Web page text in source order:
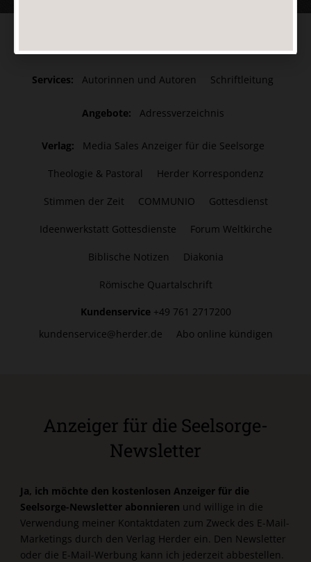
Services: Autorinnen und Autoren Schriftleitung
Angebote: Adressverzeichnis
Verlag: Media Sales Anzeiger für die Seelsorge
Theologie & Pastoral Herder Korrespondenz
Stimmen der Zeit COMMUNIO Gottesdienst
Ideenwerkstatt Gottesdienste Forum Weltkirche
Biblische Notizen Diakonia
Römische Quartalschrift
Kundenservice +49 761 2717200
kundenservice@herder.de
Abo online kündigen
Anzeiger für die Seelsorge-
Newsletter
Ja, ich möchte den kostenlosen Anzeiger für die
Seelsorge-Newsletter abonnieren und willige in die
Verwendung meiner Kontaktdaten zum Zweck des E-Mail-
Marketings durch den Verlag Herder ein. Den Newsletter
oder die E-Mail-Werbung kann ich jederzeit abbestellen.